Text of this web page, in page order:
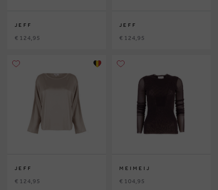
JEFF
€ 124,95
JEFF
€ 124,95
JEFF
€ 124,95
MEIMEIJ
€ 104,95